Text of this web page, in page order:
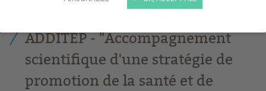
ADDITEP - "Accompagnement
scientifique d'une stratégie de
promotion de la santé et de